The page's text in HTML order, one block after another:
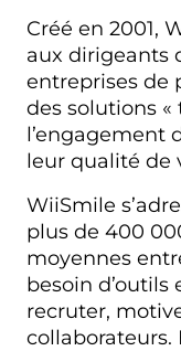
Créé en 2001,
aux dirigeants
entreprises de
des solutions
l’engagement
leur qualité de
WiiSmile
plus de 400
moyennes
besoin
recruter,
collaborateurs.